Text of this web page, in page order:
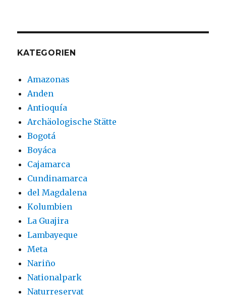
KATEGORIEN
Amazonas
Anden
Antioquía
Archäologische Stätte
Bogotá
Boyáca
Cajamarca
Cundinamarca
del Magdalena
Kolumbien
La Guajira
Lambayeque
Meta
Nariño
Nationalpark
Naturreservat